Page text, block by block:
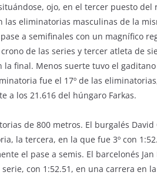
ojo, en el tercer puesto
las eliminatorias masculinas de la
a semifinales con un magnífico
de las series y tercer atleta de
la final. Menos suerte tuvo el
fue el 17º de las
a los 21.616 del húngaro Farkas.
de 800 metros. El burgalés
la tercera, en la que fue 3º con
el pase a semis. El barcelonés
serie, con 1:52.51, en una carrera en